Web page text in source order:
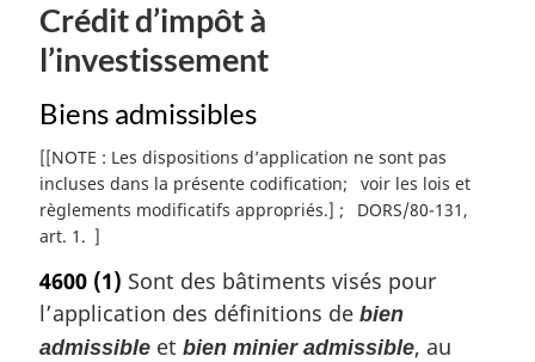
Crédit d’impôt à
l’investissement
Biens admissibles
[[NOTE : Les dispositions d’application ne sont pas
incluses dans la présente codification
voir les lois et
règlements modificatifs appropriés.]
DORS/80-131,
art. 1
]
4600 (1) Sont des bâtiments visés pour
l’application des définitions de bien
admissible et bien minier admissible, au